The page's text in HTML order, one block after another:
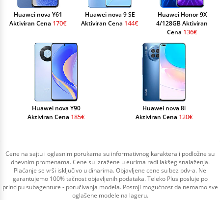
Huawei nova Y61
Aktiviran Cena 170€
Huawei nova 9 SE
Aktiviran Cena 144€
Huawei Honor 9X
4/128GB Aktiviran
Cena 136€
Huawei nova Y90
Aktiviran Cena 185€
Huawei nova 8i
Aktiviran Cena 120€
Cene na sajtu i oglasnim porukama su informativnog karaktera i podložne su
dnevnim promenama. Cene su izražene u eurima radi lakšeg snalaženja.
Plaćanje se vrši isključivo u dinarima. Objavljene cene su bez pdv-a. Ne
garantujemo 100% tačnost objavljenih podataka. Teleko Plus posluje po
principu subagenture - poručivanja modela. Postoji mogućnost da nemamo sve
oglašene modele na lageru.